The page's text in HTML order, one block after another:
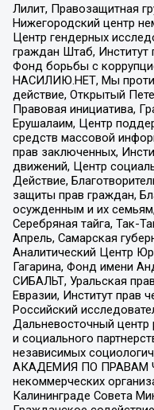
Лилит, Правозащитная
Нижегородский центр
Центр гендерных
граждан Штаб, Институт
Фонд борьбы с
НАСИЛИЮ.НЕТ, Мы
действие, Открытый
Правовая инициатива,
Ерушалаим, Центр
средств массовой
прав заключенных,
движений, Центр
Действие,
защиты прав граждан,
осужденным и их
Серебряная тайга, Так-
Апрель, Самарская
Аналитический Центр
Гагарина, Фонд имени
СИБАЛЬТ, Уральская
Евразии, Институт прав
Российский
Дальневосточный центр
и социального
независимых
АКАДЕМИЯ ПО ПРАВАМ
некоммерческих
Калининграде Совета